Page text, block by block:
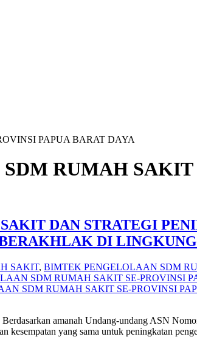
PAPUA BARAT DAYA
RUMAH SAKIT
DAN STRATEGI
DI
SAKIT, BIMTEK PENGELOLAAN SDM
SDM RUMAH SAKIT SE-PROVINSI
SDM RUMAH SAKIT SE-PROVINSI
amanah Undang-undang ASN
kesempatan yang sama untuk peningkatan